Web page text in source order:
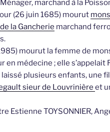
marchand à la
(26 juin 1685) mourut
la Gancherie marchand
mourut la femme de
en médecine ; elle s’appelait
laissé plusieurs enfants, une
sieur de Louvrinière et
Estienne TOYSONNIER,